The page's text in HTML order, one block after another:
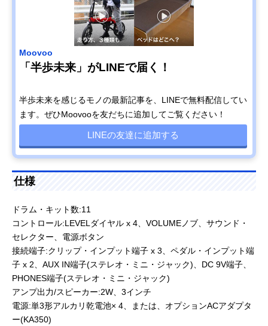
Moovoo
「半歩未来」がLINEで届く！
半歩未来を感じるモノの最新記事を、LINEで無料配信してい
ます。ぜひMoovooを友だちに追加してご覧ください！
LINEの友達に追加する
仕様
ドラム・キット数:11
コントロール:LEVELダイヤル x 4、VOLUMEノブ、サウンド・
セレクター、電源ボタン
接続端子:クリップ・インプット端子 x 3、ペダル・インプット端
子 x 2、AUX IN端子(ステレオ・ミニ・ジャック)、DC 9V端子、
PHONES端子(ステレオ・ミニ・ジャック)
アンプ出力/スピーカー:2W、3インチ
電源:単3形アルカリ乾電池× 4、または、オプションACアダプタ
ー(KA350)